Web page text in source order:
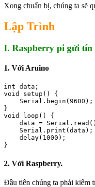
Xong chuẩn bị, chúng ta sẽ
Lập Trình
I. Raspberry pi gửi
1. Với Aruino
int data;
void setup() {
    Serial.begin(9600);
}
void loop() {
data =
    Serial.print(data);
    delay(1000);
}
2. Với Raspberry.
Đầu tiên chúng ta phải kiểm